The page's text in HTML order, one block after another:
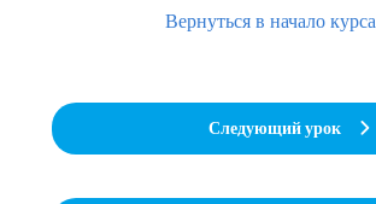
Вернуться в начало курса
Следующий урок